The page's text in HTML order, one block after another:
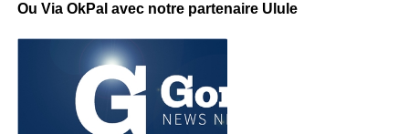
Ou Via OkPal avec notre partenaire Ulule